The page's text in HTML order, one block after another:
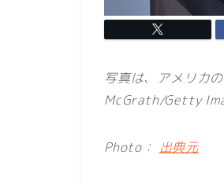
写真は、アメリカ
McGrath/Getty
Photo： 出典元